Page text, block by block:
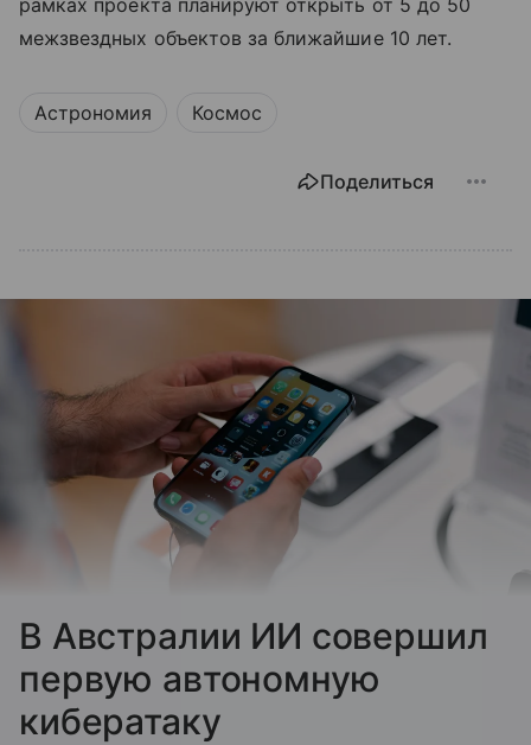
рамках проекта планируют открыть от 5 до 50
межзвездных объектов за ближайшие 10 лет.
Астрономия Космос
Поделиться
В Австралии ИИ совершил
первую автономную
кибератаку